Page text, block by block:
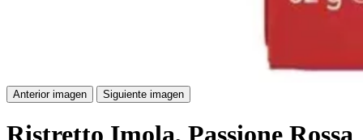
Anterior imagen Siguiente imagen